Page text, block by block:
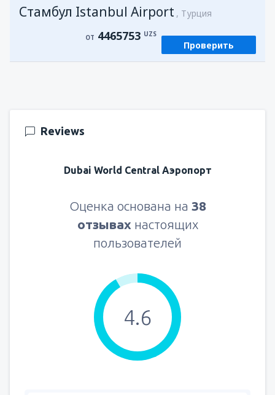
Стамбул Istanbul Airport Турция
ОТ 4465753 UZS
Проверить
Reviews
Dubai World Central Аэропорт
Оценка основана на 38
отзывах настоящих
пользователей
4.6